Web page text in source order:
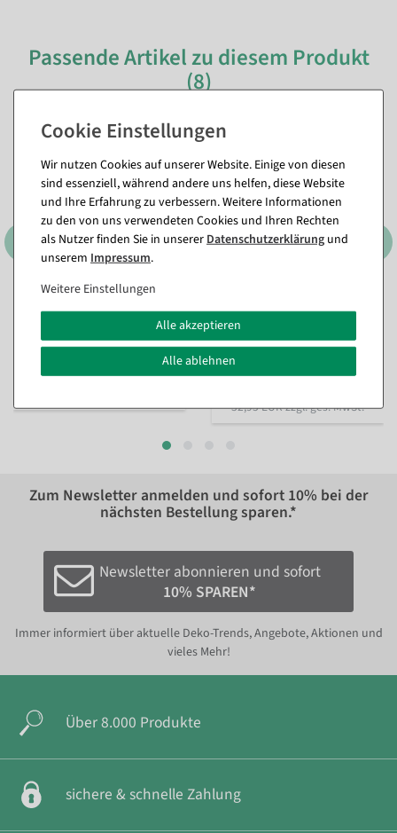
Passende Artikel zu diesem Produkt
(8)
Bunte künstliche Hibiskus
Girlande 180 cm
Sofort versandfähig.
18,98 €
Feldblumen-Girlande, 140
cm
Sofort versandfähig.
32,95 EUR zzgl. ges. MwSt.
Zum Newsletter anmelden und sofort 10% bei der
nächsten Bestellung sparen.*
Newsletter abonnieren und sofort
10% SPAREN*
Immer informiert über aktuelle Deko-Trends, Angebote, Aktionen und
vieles Mehr!
Über 8.000 Produkte
sichere & schnelle Zahlung
Wir nutzen Cookies auf unserer Website. Einige von diesen
sind essenziell, während andere uns helfen, diese Website
und Ihre Erfahrung zu verbessern. Weitere Informationen
zu den von uns verwendeten Cookies und Ihren Rechten
als Nutzer finden Sie in unsererDaten­schutz­erklärung und
unserem Impressum.
Weitere Einstellungen
Alle akzeptieren
Alle ablehnen